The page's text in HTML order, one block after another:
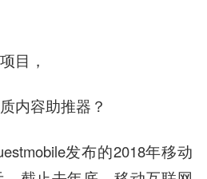
目，
内容助推器？
发布的2018年移动